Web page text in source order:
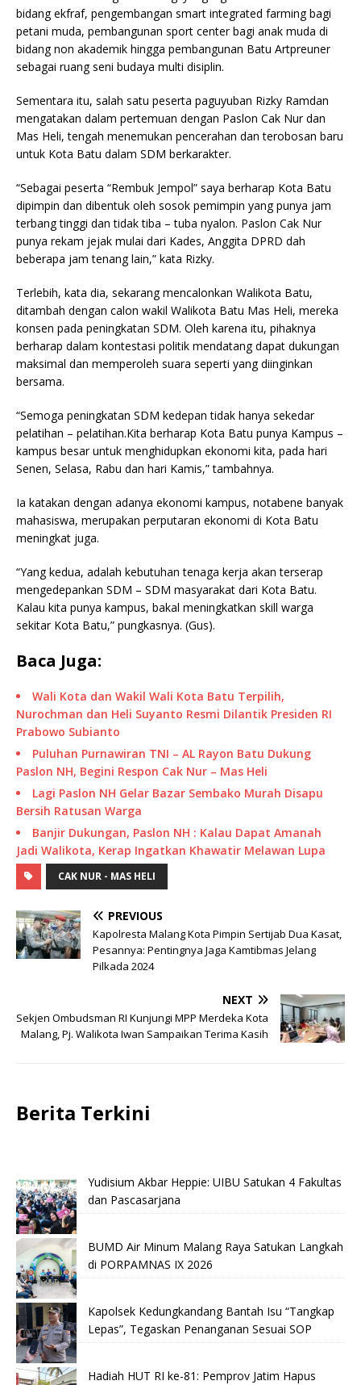
bidang ekfraf, pengembangan smart integrated farming bagi
petani muda, pembangunan sport center bagi anak muda di
bidang non akademik hingga pembangunan Batu Artpreuner
sebagai ruang seni budaya multi disiplin.
Sementara itu, salah satu peserta paguyuban Rizky Ramdan
mengatakan dalam pertemuan dengan Paslon Cak Nur dan
Mas Heli, tengah menemukan pencerahan dan terobosan baru
untuk Kota Batu dalam SDM berkarakter.
“Sebagai peserta “Rembuk Jempol” saya berharap Kota Batu
dipimpin dan dibentuk oleh sosok pemimpin yang punya jam
terbang tinggi dan tidak tiba – tuba nyalon. Paslon Cak Nur
punya rekam jejak mulai dari Kades, Anggita DPRD dah
beberapa jam tenang lain,” kata Rizky.
Terlebih, kata dia, sekarang mencalonkan Walikota Batu,
ditambah dengan calon wakil Walikota Batu Mas Heli, mereka
konsen pada peningkatan SDM. Oleh karena itu, pihaknya
berharap dalam kontestasi politik mendatang dapat dukungan
maksimal dan memperoleh suara seperti yang diinginkan
bersama.
“Semoga peningkatan SDM kedepan tidak hanya sekedar
pelatihan – pelatihan.Kita berharap Kota Batu punya Kampus –
kampus besar untuk menghidupkan ekonomi kita, pada hari
Senen, Selasa, Rabu dan hari Kamis,” tambahnya.
Ia katakan dengan adanya ekonomi kampus, notabene banyak
mahasiswa, merupakan perputaran ekonomi di Kota Batu
meningkat juga.
“Yang kedua, adalah kebutuhan tenaga kerja akan terserap
mengedepankan SDM – SDM masyarakat dari Kota Batu.
Kalau kita punya kampus, bakal meningkatkan skill warga
sekitar Kota Batu,” pungkasnya. (Gus).
Baca Juga:
Wali Kota dan Wakil Wali Kota Batu Terpilih,
Nurochman dan Heli Suyanto Resmi Dilantik Presiden RI
Prabowo Subianto
Puluhan Purnawiran TNI – AL Rayon Batu Dukung
Paslon NH, Begini Respon Cak Nur – Mas Heli
Lagi Paslon NH Gelar Bazar Sembako Murah Disapu
Bersih Ratusan Warga
Banjir Dukungan, Paslon NH : Kalau Dapat Amanah
Jadi Walikota, Kerap Ingatkan Khawatir Melawan Lupa
CAK NUR - MAS HELI
PREVIOUS
Kapolresta Malang Kota Pimpin Sertijab Dua Kasat,
Pesannya: Pentingnya Jaga Kamtibmas Jelang
Pilkada 2024
NEXT
Sekjen Ombudsman RI Kunjungi MPP Merdeka Kota
Malang, Pj. Walikota Iwan Sampaikan Terima Kasih
Berita Terkini
Yudisium Akbar Heppie: UIBU Satukan 4 Fakultas
dan Pascasarjana
BUMD Air Minum Malang Raya Satukan Langkah
di PORPAMNAS IX 2026
Kapolsek Kedungkandang Bantah Isu “Tangkap
Lepas”, Tegaskan Penanganan Sesuai SOP
Hadiah HUT RI ke-81: Pemprov Jatim Hapus